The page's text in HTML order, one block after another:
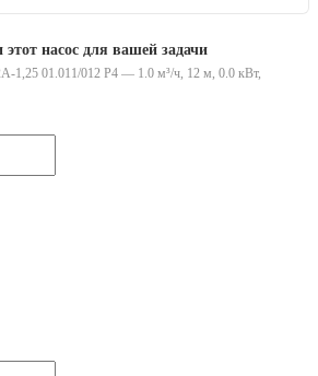
насос для вашей задачи
1,25 01.011/012 Р4 — 1.0 м³/ч, 12 м, 0.0 кВт,